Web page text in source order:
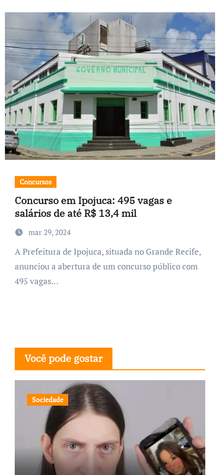
Concursos
Concurso em Ipojuca: 495 vagas e
salários de até R$ 13,4 mil
mar 29, 2024
A Prefeitura de Ipojuca, situada no Grande Recife,
anunciou a abertura de um concurso público com
495 vagas…
Você pode gostar
Sociedade